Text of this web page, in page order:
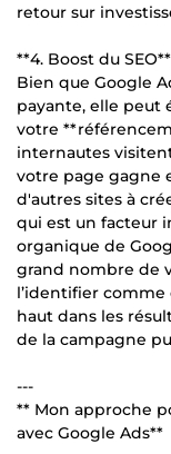
retour sur
**4. Boost du
Bien que Google
payante, elle peut
votre
internautes
votre page gagne
d'autres sites à
qui est un facteur
organique de
grand nombre de
l’identifier
haut dans les
de la campagne
---
** Mon approche
avec Google Ads**